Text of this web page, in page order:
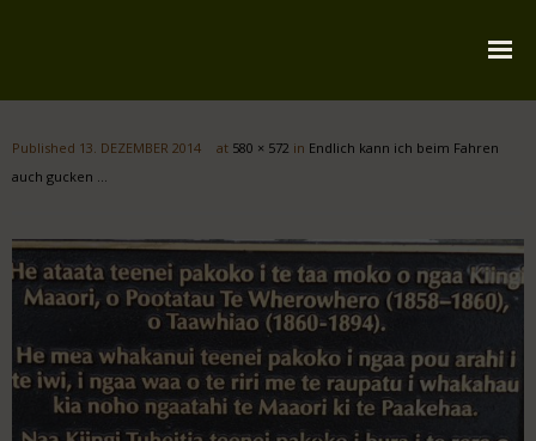
Über mich
Widmung
Impressum
Published 13. DEZEMBER 2014 at 580 × 572 in Endlich kann ich beim Fahren
auch gucken …